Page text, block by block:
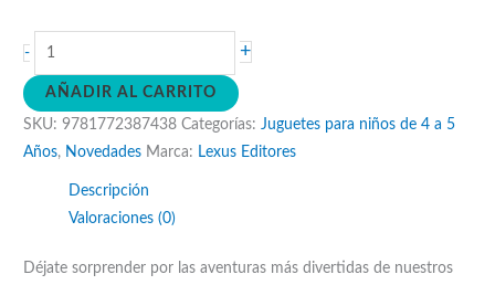
-
Mis
cuentos
favoritos:
Paw
Patrol
cantidad
+
AÑADIR AL CARRITO
SKU:9781772387438 Categorías:Juguetes para niños de 4 a 5
Años, Novedades Marca: Lexus Editores
Descripción
Valoraciones (0)
Déjate sorprender por las aventuras más divertidas de nuestros